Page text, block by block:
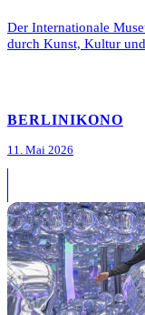
Der Internationale
durch Kunst, Kultur
BERLINIKONO
11. Mai 2026